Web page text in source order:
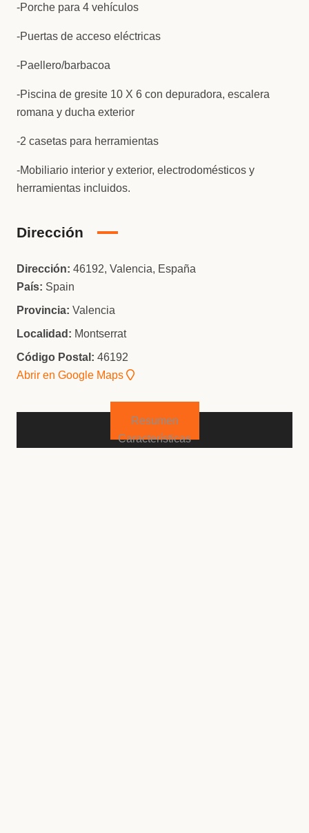
-Porche para 4 vehículos
-Puertas de acceso eléctricas
-Paellero/barbacoa
-Piscina de gresite 10 X 6 con depuradora, escalera
romana y ducha exterior
-2 casetas para herramientas
-Mobiliario interior y exterior, electrodomésticos y
herramientas incluidos.
Dirección
Dirección: 46192, Valencia, España
País: Spain
Provincia: Valencia
Localidad: Montserrat
Código Postal: 46192
Abrir en Google Maps
Resumen
Características